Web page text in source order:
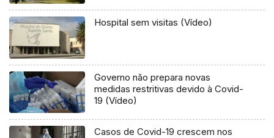
Hospital sem visitas (Vídeo)
Governo não prepara novas
medidas restritivas devido à Covid-
19 (Vídeo)
Casos de Covid-19 crescem nos